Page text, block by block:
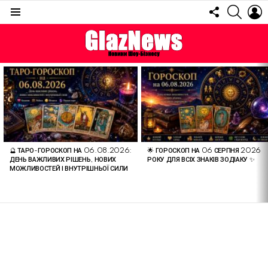
FOLLOW
US
ОСТАННІ
СТАТТІ
🔮 ТАРО-ГОРОСКОП НА 06.08.2026:
ДЕНЬ ВАЖЛИВИХ РІШЕНЬ, НОВИХ
МОЖЛИВОСТЕЙ І ВНУТРІШНЬОЇ СИЛИ
🌟 ГОРОСКОП НА 06 СЕРПНЯ 2026
РОКУ ДЛЯ ВСІХ ЗНАКІВ ЗОДІАКУ ✨